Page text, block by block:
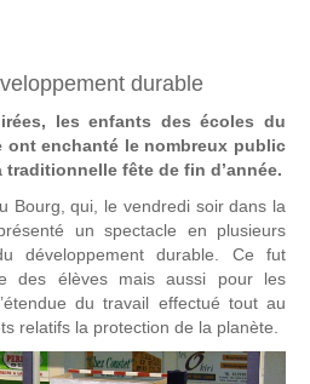
durable
les enfants des écoles du
ont enchanté le nombreux public
fête de fin d’année.
Bourg, qui, le vendredi soir dans la
un spectacle en plusieurs
développement durable. Ce fut
des élèves mais aussi pour les
du travail effectué tout au
relatifs la protection de la planète.